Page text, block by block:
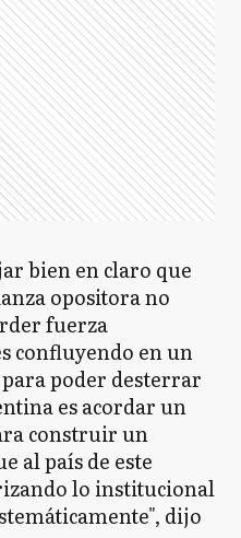
bien en claro que
opositora no
fuerza
confluyendo en un
poder desterrar
es acordar un
construir un
al país de este
lo institucional
dijo